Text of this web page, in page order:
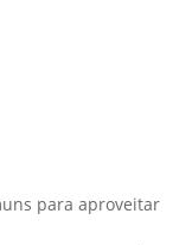
e os
das safras